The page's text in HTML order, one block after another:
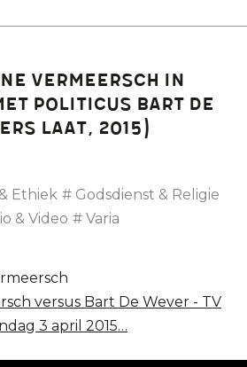
Vermeersch in
politicus Bart De
Laat, 2015)
Ethiek
Godsdienst & Religie
& Video Varia
versus Bart De Wever - TV
3 april 2015…